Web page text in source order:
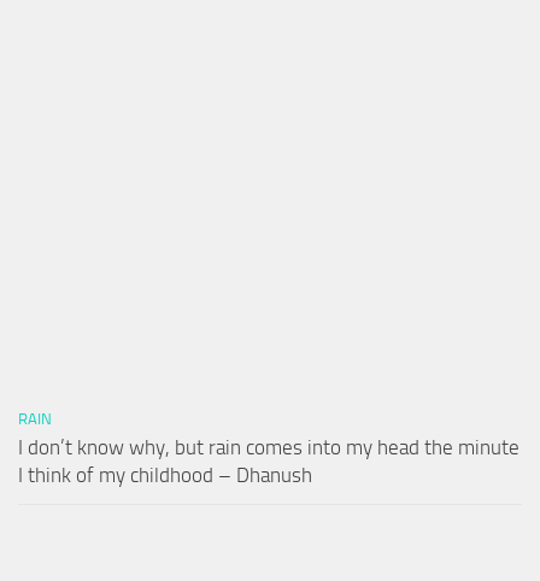
RAIN
I don’t know why, but rain comes into my head the minute
I think of my childhood – Dhanush